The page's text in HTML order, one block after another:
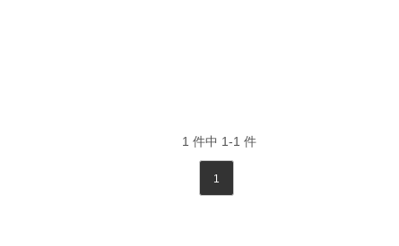
1 件中 1-1 件
1